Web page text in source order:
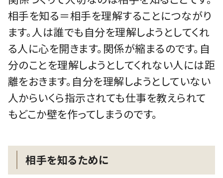
相手を知る＝相手を理解することにつながり
ます。人は誰でも自分を理解しようとしてくれ
る人に心を開きます。関係が縮まるのです。自
分のことを理解しようとしてくれない人には距
離をおきます。自分を理解しようとしていない
人からいくら指示されても仕事を教えられて
もどこか壁を作ってしまうのです。
相手を知るために